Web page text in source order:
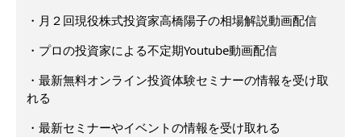
・月２回現役株式投資家高橋陽子の相場解説動画配信
・プロの投資家による不定期Youtube動画配信
・最新無料オンライン投資体験セミナーの情報を受け取
れる
・最新セミナーやイベントの情報を受け取れる